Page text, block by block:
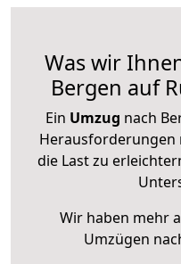
Was wir
Bergen auf
Ein Umzug nach
Herausforderungen
die Last zu
Wir haben mehr
Umzügen